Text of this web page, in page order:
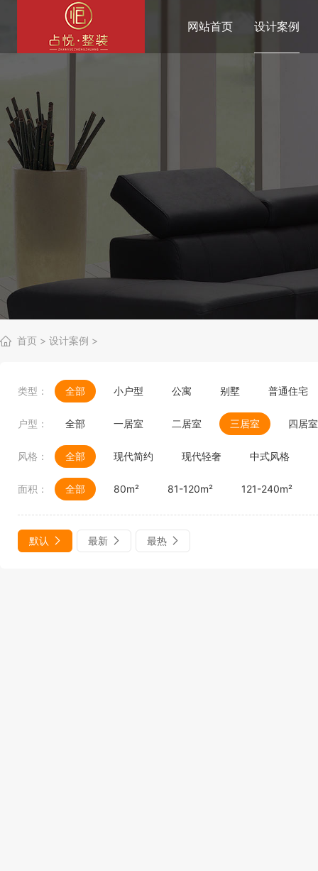
网站首页 设计案例
首页 > 设计案例 >
类型： 全部 小户型 公寓 别墅 普通住宅
户型： 全部 一居室 二居室 三居室 四居室
风格： 全部 现代简约 现代轻奢 中式风格
面积： 全部 80m² 81-120m² 121-240m²
默认 最新 最热